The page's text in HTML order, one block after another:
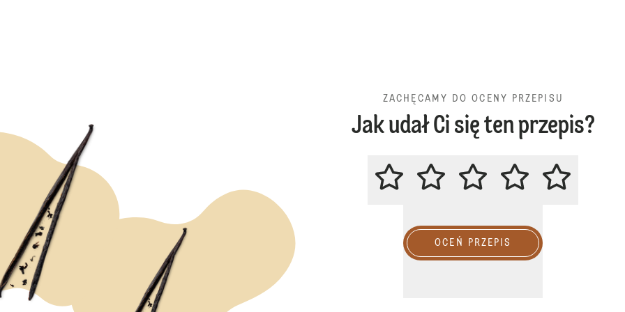
ZACHĘCAMY DO OCENY PRZEPISU
Jak udał Ci się ten przepis?
ZACHĘCAMY DO OCENY
OCEŃ PRZEPIS